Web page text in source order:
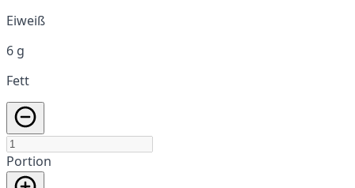
Eiweiß
6 g
Fett
Portion